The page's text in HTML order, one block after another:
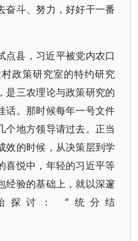
奋斗、努力，好好干一番
点县，习近平被党内农口
政策研究室的特约研究
是三农理论与政策研究的
话。那时候每年一号文件
个地方领导请过去。正当
效的时候，从决策层到学
喜悦中，年轻的习近平等
经验的基础上，就以深邃
探讨： “统分结